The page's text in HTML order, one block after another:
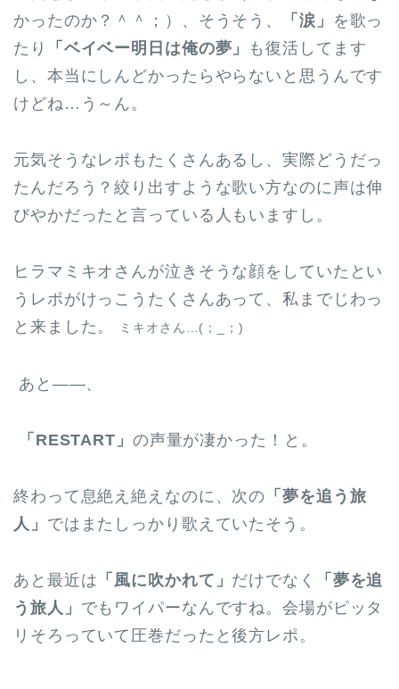
かったのか？＾＾；）、そうそう、
「涙」
を歌っ
たり
「ベイベー明日は俺の夢」
も復活してます
し、本当にしんどかったらやらないと思うんです
けどね…う～ん。
元気そうなレポもたくさんあるし、実際どうだっ
たんだろう？絞り出すような歌い方なのに声は伸
びやかだったと言っている人もいますし。
ヒラマミキオさんが泣きそうな顔をしていたとい
うレポがけっこうたくさんあって、私までじわっ
と来ました。
ミキオさん…(；_；)
あと――、
「RESTART」 の声量が凄かった！と。
終わって息絶え絶えなのに、次の 「夢を追う旅
人」 ではまたしっかり歌えていたそう。
あと最近は 「風に吹かれて」 だけでなく
「夢を追
う旅人」 でもワイパーなんですね。会場がピッタ
リそろっていて圧巻だったと後方レポ。